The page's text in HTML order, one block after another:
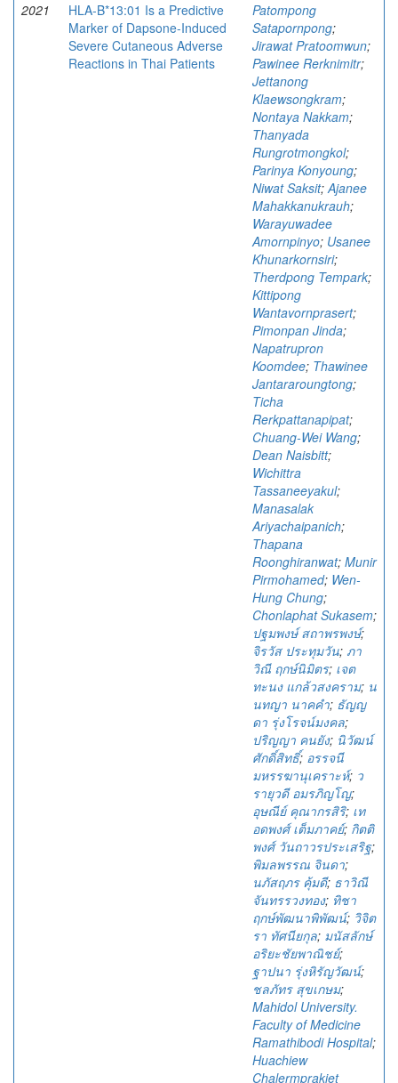
2021
HLA-B*13:01 Is a Predictive
Marker of Dapsone-Induced
Severe Cutaneous Adverse
Reactions in Thai Patients
Patompong
Satapornpong;
Jirawat Pratoomwun;
Pawinee Rerknimitr;
Jettanong
Klaewsongkram;
Nontaya Nakkam;
Thanyada
Rungrotmongkol;
Parinya Konyoung;
Niwat Saksit;Ajanee
Mahakkanukrauh;
Warayuwadee
Amornpinyo; Usanee
Khunarkornsiri;
Therdpong Tempark;
Kittipong
Wantavornprasert;
Pimonpan Jinda;
Napatrupron
Koomdee; Thawinee
Jantararoungtong;
Ticha
Rerkpattanapipat;
Chuang-Wei Wang;
Dean Naisbitt;
Wichittra
Tassaneeyakul;
Manasalak
Ariyachaipanich;
Thapana
Roonghiranwat; Munir
Pirmohamed; Wen-
Hung Chung;
Chonlaphat Sukasem;
ปฐมพงษ์ สถาพรพงษ์;
จิรวัส ประทุมวัน; ภา
วิณี ฤกษ์นิมิตร; เจต
ทะนง แกล้วสงคราม; น
นทญา นาคคำ; ธัญญ
ดา รุ่งโรจน์มงคล;
ปริญญา คนยัง; นิวัฒน์
ศักดิ์สิทธิ์; อรรจนี
มหรรฆานุเคราะห์; ว
รายุวดี อมรภิญโญ;
อุษณีย์ คุณากรสิริ; เท
อดพงศ์ เต็มภาคย์; กิตติ
พงศ์ วันถาวรประเสริฐ;
พิมลพรรณ จินดา;
นภัสฤภร คุ้มดี; ธาวิณี
จันทรรวงทอง; ทิชา
ฤกษ์พัฒนาพิพัฒน์; วิจิต
รา ทัศนียกุล; มนัสลักษ์
อริยะชัยพาณิชย์;
ฐาปนา รุ่งหิรัญวัฒน์;
ชลภัทร สุขเกษม;
Mahidol University.
Faculty of Medicine
Ramathibodi Hospital;
Huachiew
Chalermprakiet